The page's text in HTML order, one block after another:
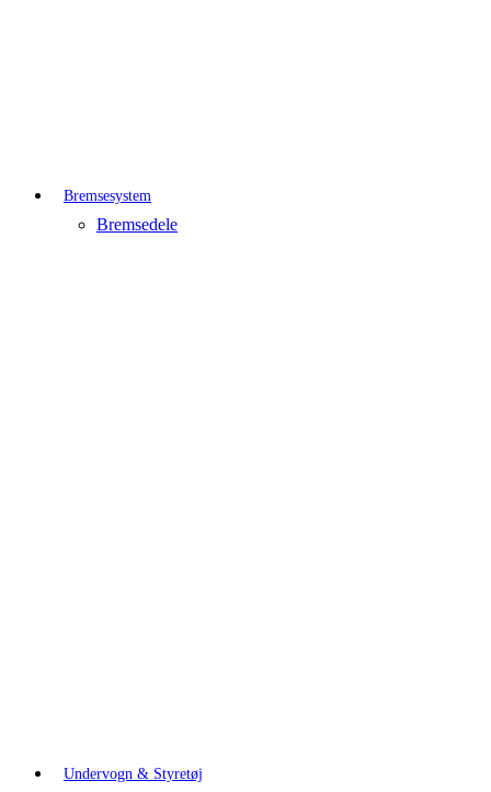
Bremsesystem
Bremsedele
Undervogn & Styretøj